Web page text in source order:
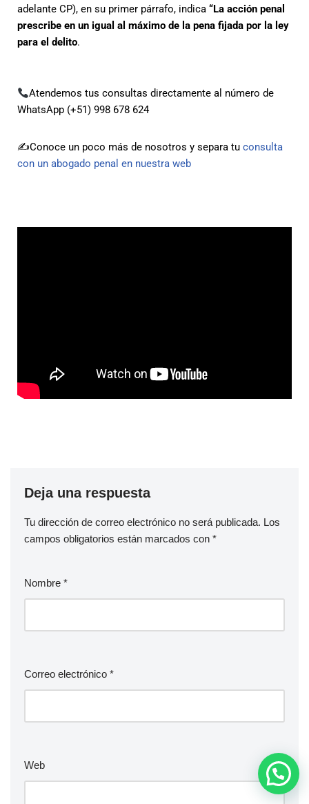
adelante CP), en su primer párrafo, indica “La acción penal
prescribe en un igual al máximo de la pena fijada por la ley
para el delito.
Atendemos tus consultas directamente al número de
WhatsApp (+51) 998 678 624
✍️Conoce un poco más de nosotros y separa tu consulta
con un abogado penal en nuestra web
Deja una respuesta
Tu dirección de correo electrónico no será publicada. Los
campos obligatorios están marcados con *
Nombre *
Correo electrónico *
Web